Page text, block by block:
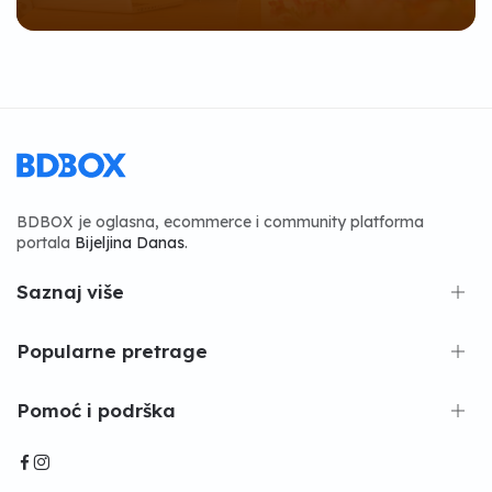
BDBOX je oglasna, ecommerce i community platforma
portala Bijeljina Danas.
Saznaj više
Popularne pretrage
Pomoć i podrška